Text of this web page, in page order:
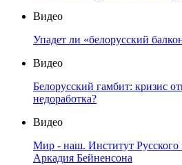
Видео
Упадет ли «белорусский
Видео
Белорусский гамбит: кризис
недоработка?
Видео
Мир - наш. Институт Русского
Аркадия Бейненсона